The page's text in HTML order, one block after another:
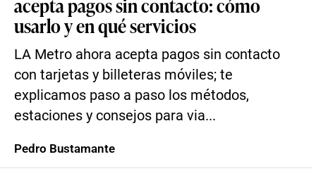
usarlo y en qué servicios
LA Metro ahora acepta pagos sin contacto
con tarjetas y billeteras móviles; te
explicamos paso a paso los métodos,
estaciones y consejos para via...
Pedro Bustamante